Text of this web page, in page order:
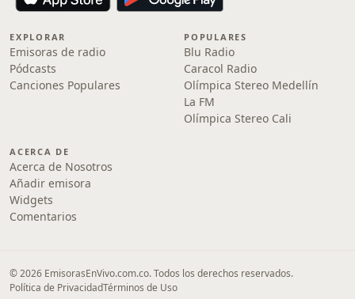
EXPLORAR
Emisoras de radio
Pódcasts
Canciones Populares
POPULARES
Blu Radio
Caracol Radio
Olímpica Stereo Medellín
La FM
Olímpica Stereo Cali
ACERCA DE
Acerca de Nosotros
Añadir emisora
Widgets
Comentarios
© 2026 EmisorasEnVivo.com.co. Todos los derechos reservados.
Política de PrivacidadTérminos de Uso